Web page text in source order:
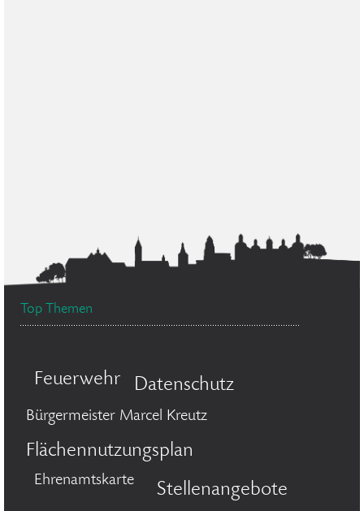
Top Themen
Feuerwehr Datenschutz
Bürgermeister Marcel Kreutz
Flächennutzungsplan
Ehrenamtskarte Stellenangebote